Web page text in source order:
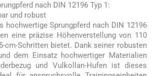
nach DIN 12196 Typ 1:
und robust
hochwertige Sprungpferd nach DIN 12196
eine präzise Höhenverstellung von 110
cm-Schritten bietet. Dank seiner robusten
dem Einsatz hochwertiger Materialien
und Vulkollan-Hufen ist dieses